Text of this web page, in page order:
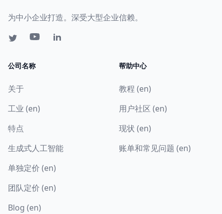
为中小企业打造。深受大型企业信赖。
公司名称
关于
工业 (en)
特点
生成式人工智能
单独定价 (en)
团队定价 (en)
Blog (en)
帮助中心
教程 (en)
用户社区 (en)
现状 (en)
账单和常见问题 (en)